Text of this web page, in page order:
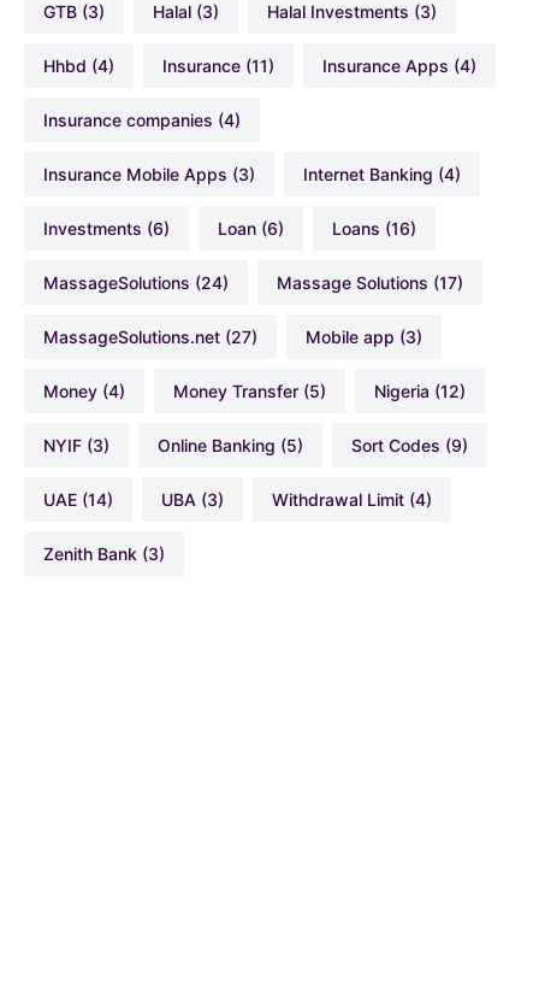
GTB (3) Halal (3) Halal Investments (3)
hhbd (4) Insurance (11) Insurance Apps (4)
Insurance companies (4)
Insurance Mobile Apps (3) Internet Banking (4)
Investments (6) Loan (6) Loans (16)
MassageSolutions (24) Massage Solutions (17)
MassageSolutions.net (27) Mobile app (3)
Money (4) Money Transfer (5) Nigeria (12)
NYIF (3) Online Banking (5) Sort Codes (9)
UAE (14) UBA (3) Withdrawal Limit (4)
Zenith Bank (3)